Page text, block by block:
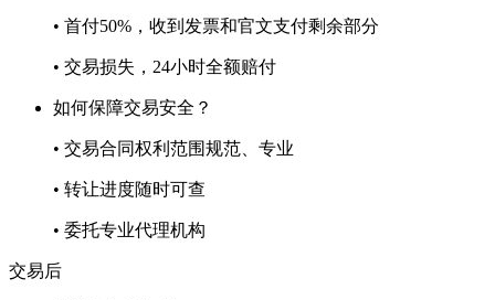
• 首付50%，收到发票和官文支付剩余部分
• 交易损失，24小时全额赔付
如何保障交易安全？
• 交易合同权利范围规范、专业
• 转让进度随时可查
• 委托专业代理机构
交易后